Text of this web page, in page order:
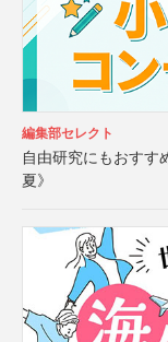
編集部セレクト
自由研究にもおすす
夏》